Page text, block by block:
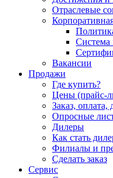
Отраслевые
Система
Вакансии
Продажи
Где купить?
Цены (прайс-
Заказ, оплата,
Опросные
Дилеры
Как стать
Филиалы и
Сделать заказ
Сервис